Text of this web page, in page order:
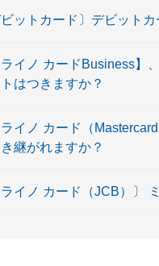
ビットカード〕デビット
ライノ カードBusiness】
はつきますか？
ライノ カード（
継がれますか？
ライノ カード（JCB）〕